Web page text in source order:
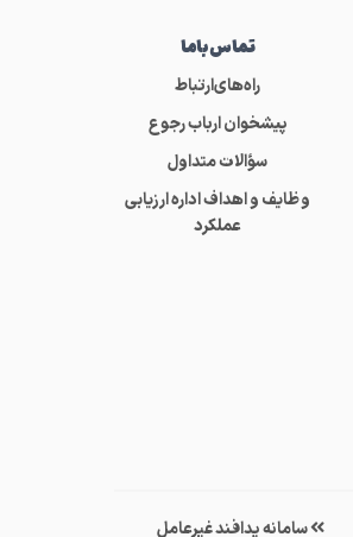
تماس‌باما
راه‌های‌ارتباط
پیشخوان ارباب رجوع
سؤالات متداول
وظایف و اهداف اداره ارزیابی
عملکرد
سامانه پدافند غیرعامل